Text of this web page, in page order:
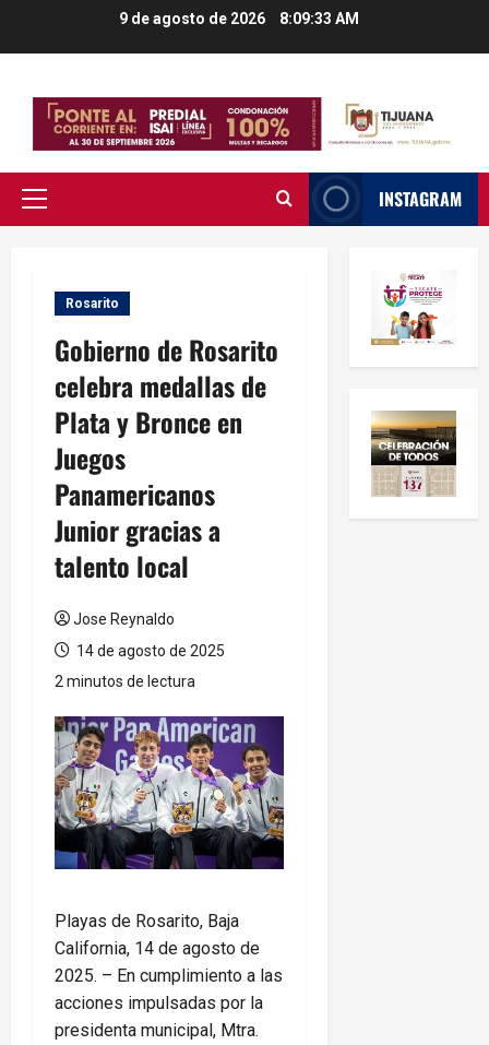
9 de agosto de 2026 8:09:34 AM
Menú
INSTAGRAM
Rosarito
Gobierno de Rosarito
celebra medallas de
Plata y Bronce en
Juegos
Panamericanos
Junior gracias a
talento local
Jose Reynaldo
14 de agosto de 2025
2 minutos de lectura
Playas de Rosarito, Baja
California, 14 de agosto de
2025. – En cumplimiento a las
acciones impulsadas por la
presidenta municipal, Mtra.